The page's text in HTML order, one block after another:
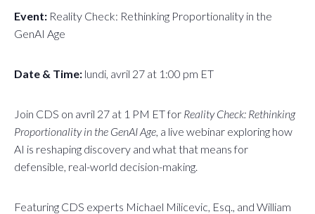
Event: Reality Check: Rethinking Proportionality in the
GenAI Age
Date & Time: lundi, avril 27 at 1:00 pm ET
Join CDS on avril 27 at 1 PM ET for Reality Check: Rethinking
Proportionality in the GenAI Age, a live webinar exploring how
AI is reshaping discovery and what that means for
defensible, real-world decision-making.
Featuring CDS experts Michael Milicevic, Esq., and William